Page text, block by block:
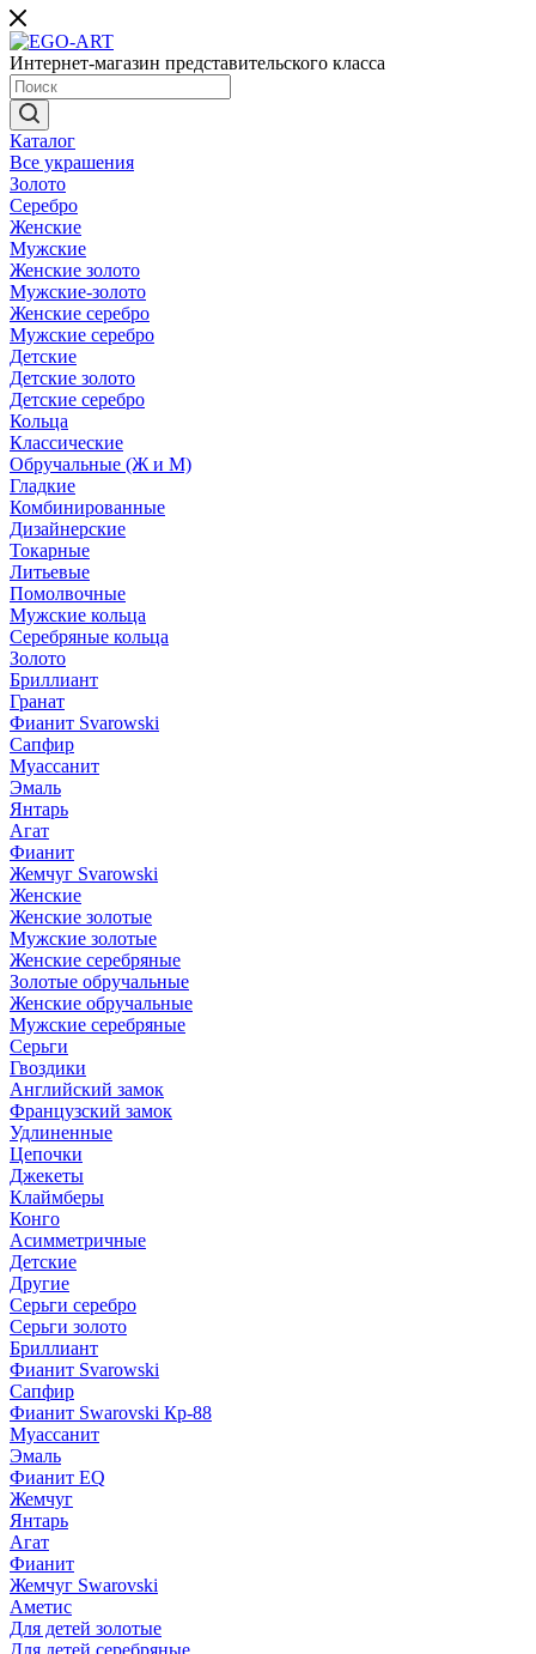
Интернет-магазин представительского класса
Каталог
Все украшения
Золото
Серебро
Женские
Мужские
Женские золото
Мужские-золото
Женские серебро
Мужские серебро
Детские
Детские золото
Детские серебро
Кольца
Классические
Обручальные (Ж и М)
Гладкие
Комбинированные
Дизайнерские
Токарные
Литьевые
Помолвочные
Мужские кольца
Серебряные кольца
Золото
Бриллиант
Гранат
Фианит Svarowski
Сапфир
Муассанит
Эмаль
Янтарь
Агат
Фианит
Жемчуг Svarowski
Женские
Женские золотые
Мужские золотые
Женские серебряные
Золотые обручальные
Женские обручальные
Мужские серебряные
Серьги
Гвоздики
Английский замок
Французский замок
Удлиненные
Цепочки
Джекеты
Клаймберы
Конго
Асимметричные
Детские
Другие
Серьги серебро
Серьги золото
Бриллиант
Фианит Svarowski
Сапфир
Фианит Swarovski Кр-88
Муассанит
Эмаль
Фианит EQ
Жемчуг
Янтарь
Агат
Фианит
Жемчуг Swarovski
Аметис
Для детей золотые
Для детей серебряные